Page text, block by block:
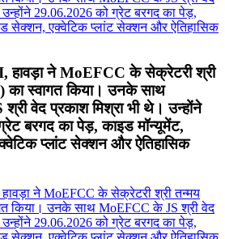
ने MoEFCC के सेक्रेटरी श्री
का स्वागत किया। उनके साथ
वेद प्रकाश मिश्रा भी थे। उन्होंने
बरगद का पेड़, काइड मॉन्यूमेंट,
प्लांट सेक्शन और ऐतिहासिक